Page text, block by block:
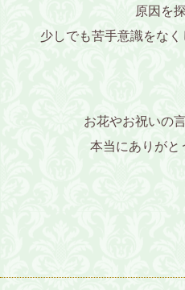
原因を
少しでも苦手意識をな
お花やお祝いの
本当にありがと